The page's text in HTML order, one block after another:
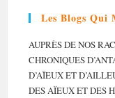
Les Blogs Qui
AUPRÈS DE NOS
CHRONIQUES
D’AÏEUX ET
DES AÏEUX ET DES